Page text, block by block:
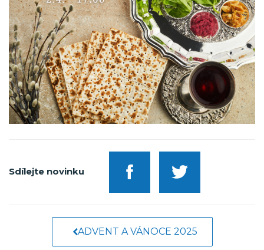
Sdílejte novinku
ADVENT A VÁNOCE 2025